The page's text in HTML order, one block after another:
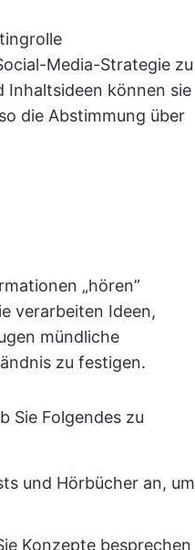
Media-Strategie zu
Inhaltsideen können sie
die Abstimmung über
„hören”
verarbeiten Ideen,
mündliche
zu festigen.
Sie Folgendes zu
und Hörbücher an, um
Konzepte besprechen